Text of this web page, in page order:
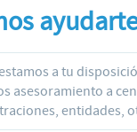
estamos a tu
asesoramiento a
entidades,